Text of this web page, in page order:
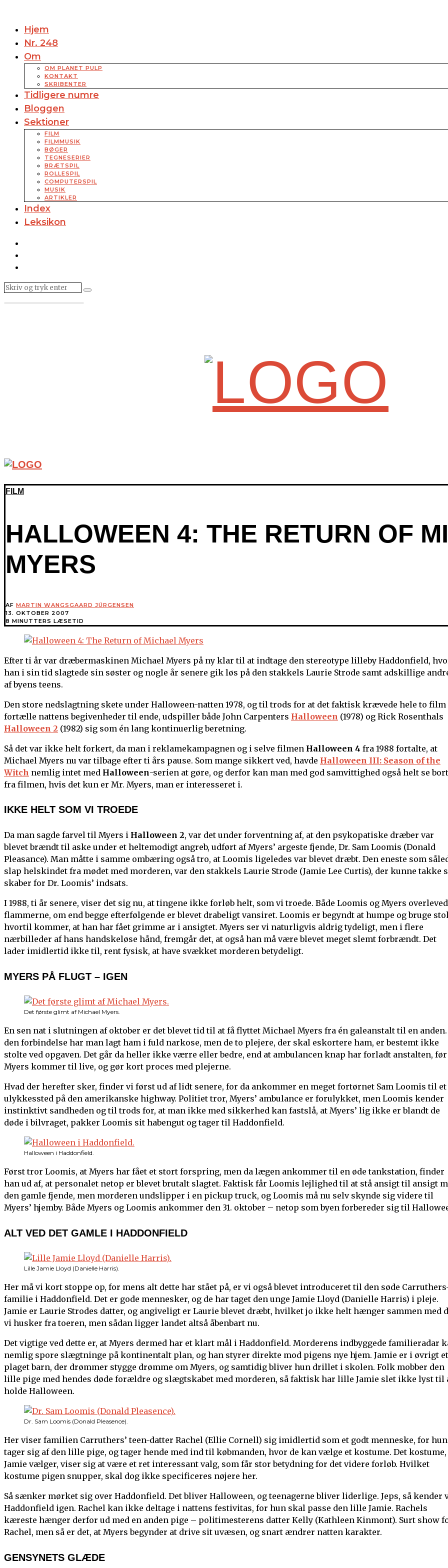
Hjem
Nr. 248
Om
OM PLANET PULP
KONTAKT
SKRIBENTER
Tidligere numre
Bloggen
Sektioner
FILM
FILMMUSIK
BØGER
TEGNESERIER
BRÆTSPIL
ROLLESPIL
COMPUTERSPIL
MUSIK
ARTIKLER
Index
Leksikon
FILM
HALLOWEEN 4: THE RETURN OF
MYERS
AF MARTIN WANGSGAARD JÜRGENSEN
13. OKTOBER 2007
8 MINUTTERS LÆSETID
Efter ti år var dræbermaskinen Michael Myers på ny klar til at indtage den stereotype lilleby Haddonfield,
han i sin tid slagtede sin søster og nogle år senere gik løs på den stakkels Laurie Strode samt adskillige
af byens teens.
Den store nedslagtning skete under Halloween-natten 1978, og til trods for at det faktisk krævede hele to film
fortælle nattens begivenheder til ende, udspiller både John Carpenters Halloween (1978) og Rick Rosenthals
Halloween 2 (1982) sig som én lang kontinuerlig beretning.
Så det var ikke helt forkert, da man i reklamekampagnen og i selve filmen Halloween 4 fra 1988 fortalte, at
Michael Myers nu var tilbage efter ti års pause. Som mange sikkert ved, havde Halloween III: Season of the
Witch nemlig intet med Halloween-serien at gøre, og derfor kan man med god samvittighed også helt se bort
fra filmen, hvis det kun er Mr. Myers, man er interesseret i.
IKKE HELT SOM VI TROEDE
Da man sagde farvel til Myers i Halloween 2, var det under forventning af, at den psykopatiske dræber var
blevet brændt til aske under et heltemodigt angreb, udført af Myers’ argeste fjende, Dr. Sam Loomis (Donald
Pleasance). Man måtte i samme ombæring også tro, at Loomis ligeledes var blevet dræbt. Den eneste som
slap helskindet fra mødet med morderen, var den stakkels Laurie Strode (Jamie Lee Curtis), der kunne takke
skaber for Dr. Loomis’ indsats.
I 1988, ti år senere, viser det sig nu, at tingene ikke forløb helt, som vi troede. Både Loomis og Myers
flammerne, om end begge efterfølgende er blevet drabeligt vansiret. Loomis er begyndt at humpe og bruge
hvortil kommer, at han har fået grimme ar i ansigtet. Myers ser vi naturligvis aldrig tydeligt, men i flere
nærbilleder af hans handskeløse hånd, fremgår det, at også han må være blevet meget slemt forbrændt. Det
lader imidlertid ikke til, rent fysisk, at have svækket morderen betydeligt.
MYERS PÅ FLUGT – IGEN
Det første glimt af Michael Myers.
En sen nat i slutningen af oktober er det blevet tid til at få flyttet Michael Myers fra én galeanstalt til en
den forbindelse har man lagt ham i fuld narkose, men de to plejere, der skal eskortere ham, er bestemt ikke
stolte ved opgaven. Det går da heller ikke værre eller bedre, end at ambulancen knap har forladt anstalten, før
Myers kommer til live, og gør kort proces med plejerne.
Hvad der herefter sker, finder vi først ud af lidt senere, for da ankommer en meget fortørnet Sam Loomis til et
ulykkessted på den amerikanske highway. Politiet tror, Myers’ ambulance er forulykket, men Loomis kender
instinktivt sandheden og til trods for, at man ikke med sikkerhed kan fastslå, at Myers’ lig ikke er blandt de
døde i bilvraget, pakker Loomis sit habengut og tager til Haddonfield.
Halloween i Haddonfield.
Først tror Loomis, at Myers har fået et stort forspring, men da lægen ankommer til en øde tankstation, finder
han ud af, at personalet netop er blevet brutalt slagtet. Faktisk får Loomis lejlighed til at stå ansigt til ansigt
den gamle fjende, men morderen undslipper i en pickup truck, og Loomis må nu selv skynde sig videre til
Myers’ hjemby. Både Myers og Loomis ankommer den 31. oktober – netop som byen forbereder sig til
ALT VED DET GAMLE I HADDONFIELD
Lille Jamie Lloyd (Danielle Harris).
Her må vi kort stoppe op, for mens alt dette har stået på, er vi også blevet introduceret til den søde
familie i Haddonfield. Det er gode mennesker, og de har taget den unge Jamie Lloyd (Danielle Harris) i pleje.
Jamie er Laurie Strodes datter, og angiveligt er Laurie blevet dræbt, hvilket jo ikke helt hænger sammen med
vi husker fra toeren, men sådan ligger landet altså åbenbart nu.
Det vigtige ved dette er, at Myers dermed har et klart mål i Haddonfield. Morderens indbyggede familieradar
nemlig spore slægtninge på kontinentalt plan, og han styrer direkte mod pigens nye hjem. Jamie er i øvrigt et
plaget barn, der drømmer stygge drømme om Myers, og samtidig bliver hun drillet i skolen. Folk mobber den
lille pige med hendes døde forældre og slægtskabet med morderen, så faktisk har lille Jamie slet ikke lyst til
holde Halloween.
Dr. Sam Loomis (Donald Pleasence).
Her viser familien Carruthers’ teen-datter Rachel (Ellie Cornell) sig imidlertid som et godt menneske, for hun
tager sig af den lille pige, og tager hende med ind til købmanden, hvor de kan vælge et kostume. Det kostume,
Jamie vælger, viser sig at være et ret interessant valg, som får stor betydning for det videre forløb. Hvilket
kostume pigen snupper, skal dog ikke specificeres nøjere her.
Så sænker mørket sig over Haddonfield. Det bliver Halloween, og teenagerne bliver liderlige. Jeps, så kender
Haddonfield igen. Rachel kan ikke deltage i nattens festivitas, for hun skal passe den lille Jamie. Rachels
kæreste hænger derfor ud med en anden pige – politimesterens datter Kelly (Kathleen Kinmont). Surt show
Rachel, men så er det, at Myers begynder at drive sit uvæsen, og snart ændrer natten karakter.
GENSYNETS GLÆDE